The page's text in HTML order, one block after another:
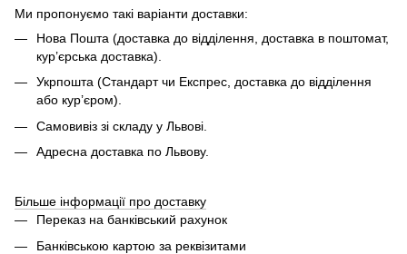
Ми пропонуємо такі варіанти доставки:
Нова Пошта (доставка до відділення, доставка в поштомат,
кур’єрська доставка).
Укрпошта (Стандарт чи Експрес, доставка до відділення
або кур’єром).
Самовивіз зі складу у Львові.
Адресна доставка по Львову.
Більше інформації про доставку
Переказ на банківський рахунок
Банківською картою за реквізитами